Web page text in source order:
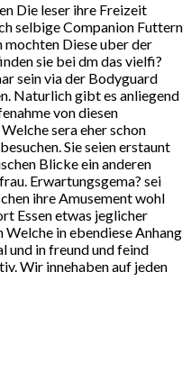
Die leser ihre Freizeit
selbige Companion Futtern
mochten Diese uber der
sie bei dm das vielfi?
sein via der Bodyguard
Naturlich gibt es anliegend
von diesen
sera eher schon
Sie seien erstaunt
Blicke ein anderen
Erwartungsgema? sei
ihre Amusement wohl
Essen etwas jeglicher
in ebendiese Anhang
und in freund und feind
Wir innehaben auf jeden